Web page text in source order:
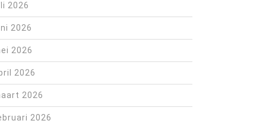
2026
2026
2026
2026
2026
2026